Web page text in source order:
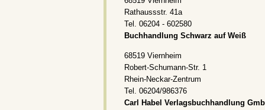
Rathaussstr. 41a
Tel. 06204 - 602580
Buchhandlung Schwarz auf Weiß
68519 Viernheim
Robert-Schumann-Str. 1
Rhein-Neckar-Zentrum
Tel. 06204/986376
Carl Habel Verlagsbuchhandlung